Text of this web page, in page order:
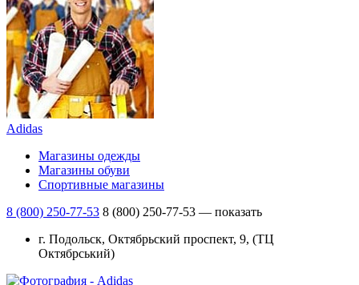
Adidas
Магазины одежды
Магазины обуви
Спортивные магазины
8 (800) 250-77-53 8 (800) 250-77-53 — показать
г. Подольск, Октябрьский проспект, 9, (ТЦ
Октябрський)